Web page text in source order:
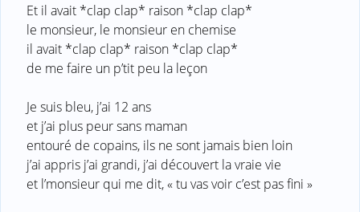
Et il avait *clap clap* raison *clap clap*
le monsieur, le monsieur en chemise
il avait *clap clap* raison *clap clap*
de me faire un p’tit peu la leçon
Je suis bleu, j’ai 12 ans
et j’ai plus peur sans maman
entouré de copains, ils ne sont jamais bien loin
j’ai appris j’ai grandi, j’ai découvert la vraie vie
et l’monsieur qui me dit, « tu vas voir c’est pas fini »